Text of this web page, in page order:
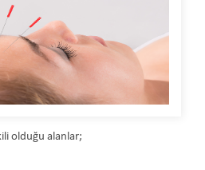
olduğu alanlar;